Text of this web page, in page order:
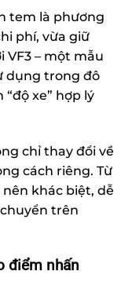
tem là phương
phí, vừa giữ
VF3 – một mẫu
dụng trong đô
xe” hợp lý
chỉ thay đổi về
cách riêng. Từ
khác biệt, dễ
trên
điểm nhấn